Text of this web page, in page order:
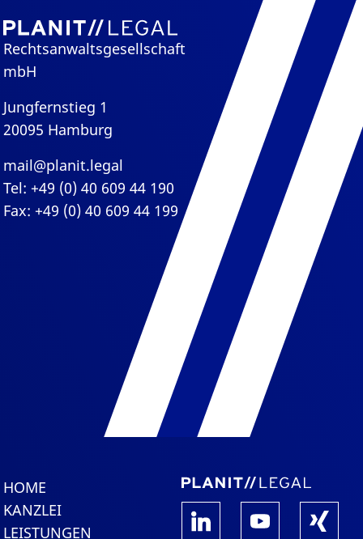
Rechtsanwaltsgesellschaft
mbH
Jungfernstieg 1
20095 Hamburg
mail@planit.legal
Tel: +49 (0) 40 609 44 190
Fax: +49 (0) 40 609 44 199
HOME
KANZLEI
LEISTUNGEN